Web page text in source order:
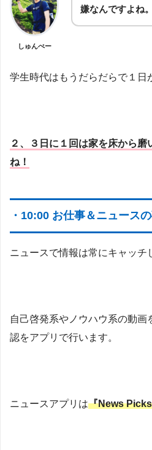
しゅんぺー
嫌なんですよね。
学生時代はもうだらだらで１日
２、３日に１回は家を床から
ね！
・10:00 お仕事＆ニュース
ニュースで情報は常にキャッチ
自己啓発系やノウハウ系の動画
認をアプリで行います。
ニュースアプリは『News